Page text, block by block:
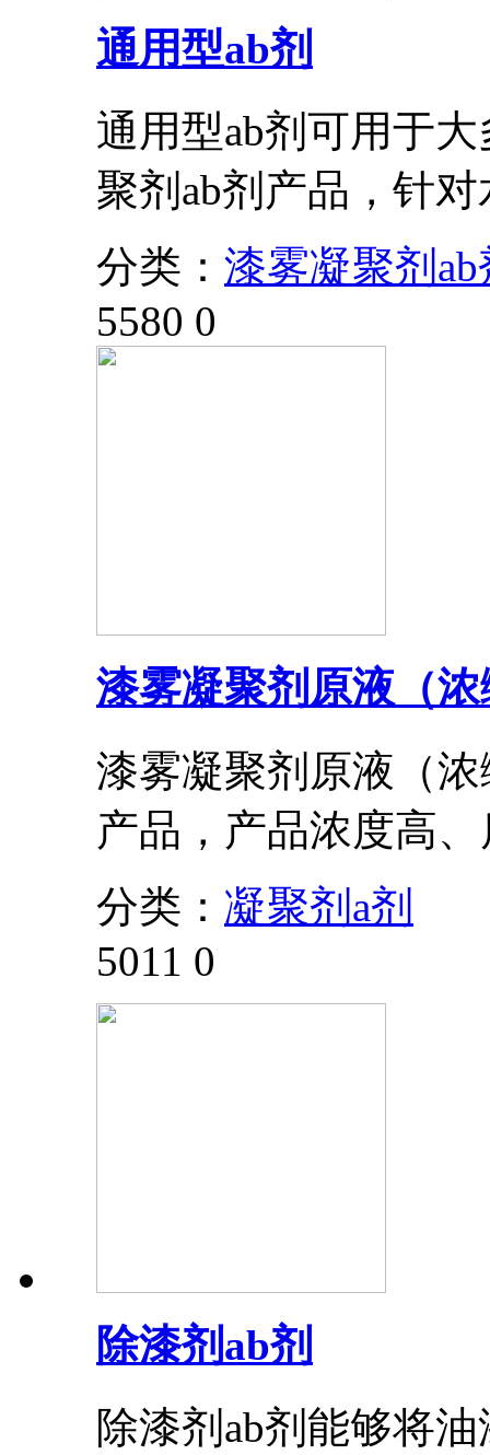
通用型ab剂
通用型ab剂可用于
聚剂ab剂产品，针
分类： 漆雾凝聚剂ab
5580 0
漆雾凝聚剂原液（
漆雾凝聚剂原液（
产品，产品浓度高
分类： 凝聚剂a剂
5011 0
除漆剂ab剂
除漆剂ab剂能够将